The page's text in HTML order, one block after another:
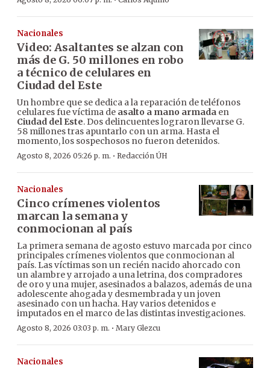
Nacionales
Video: Asaltantes se alzan con
más de G. 50 millones en robo
a técnico de celulares en
Ciudad del Este
Un hombre que se dedica a la reparación de teléfonos
celulares fue víctima de asalto a mano armada en
Ciudad del Este. Dos delincuentes lograron llevarse G.
58 millones tras apuntarlo con un arma. Hasta el
momento, los sospechosos no fueron detenidos.
Agosto 8, 2026 05:26 p. m. · Redacción ÚH
Nacionales
Cinco crímenes violentos
marcan la semana y
conmocionan al país
La primera semana de agosto estuvo marcada por cinco
principales crímenes violentos que conmocionan al
país. Las víctimas son un recién nacido ahorcado con
un alambre y arrojado a una letrina, dos compradores
de oro y una mujer, asesinados a balazos, además de una
adolescente ahogada y desmembrada y un joven
asesinado con un hacha. Hay varios detenidos e
imputados en el marco de las distintas investigaciones.
Agosto 8, 2026 03:03 p. m. · Mary Glezcu
Nacionales